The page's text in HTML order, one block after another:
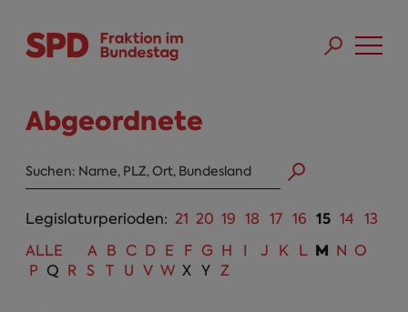
Abgeordnete
Abgeordneten Suche
Legislaturperioden: 21 20 19 18 17 16 15 14 13
ALLE
A B C D E F G H I J K L M N O
P Q R S T U V W X Y Z